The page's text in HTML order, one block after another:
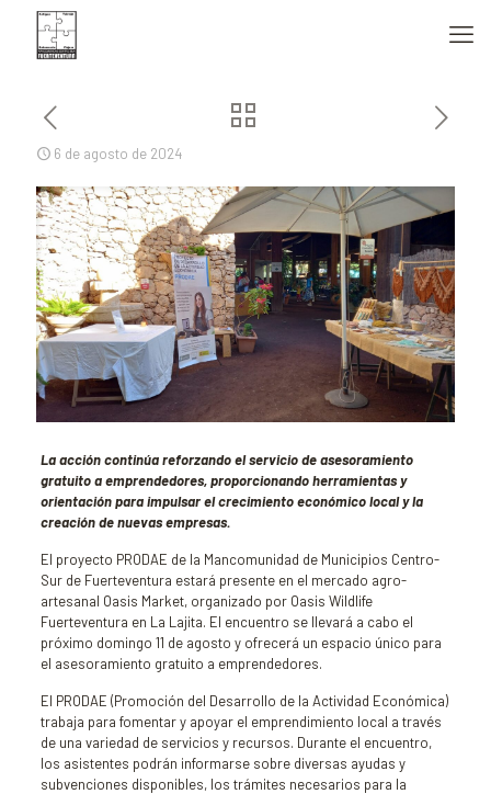
6 de agosto de 2024
La acción continúa reforzando el servicio de asesoramiento
gratuito a emprendedores, proporcionando herramientas y
orientación para impulsar el crecimiento económico local y la
creación de nuevas empresas.
El proyecto PRODAE de la Mancomunidad de Municipios Centro-
Sur de Fuerteventura estará presente en el mercado agro-
artesanal Oasis Market, organizado por Oasis Wildlife
Fuerteventura en La Lajita. El encuentro se llevará a cabo el
próximo domingo 11 de agosto y ofrecerá un espacio único para
el asesoramiento gratuito a emprendedores.
El PRODAE (Promoción del Desarrollo de la Actividad Económica)
trabaja para fomentar y apoyar el emprendimiento local a través
de una variedad de servicios y recursos. Durante el encuentro,
los asistentes podrán informarse sobre diversas ayudas y
subvenciones disponibles, los trámites necesarios para la